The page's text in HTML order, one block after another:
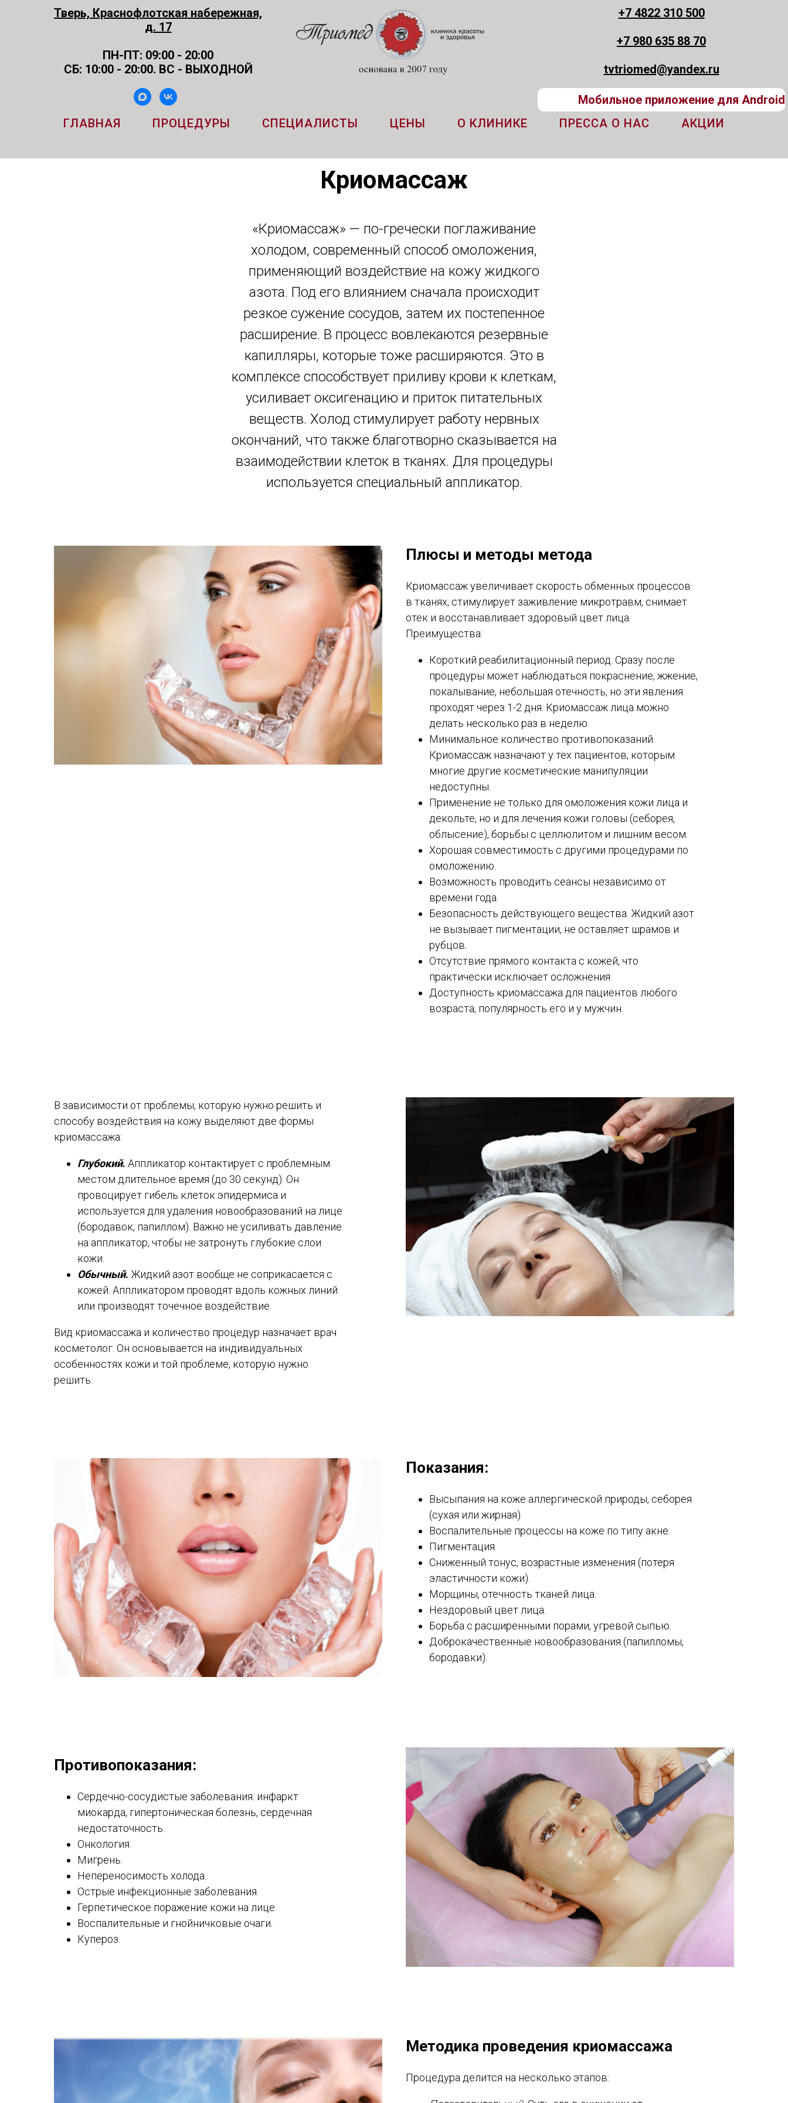
Тверь, Краснофлотская набережная,
д. 17
ПН-ПТ: 09:00 - 20:00
СБ: 10:00 - 20:00. ВС - ВЫХОДНОЙ
+7 4822 310 500
+7 980 635 88 70
tvtriomed@yandex.ru
Мобильное приложение для Android
ГЛАВНАЯ
ПРОЦЕДУРЫ СПЕЦИАЛИСТЫ ЦЕНЫ О КЛИНИКЕ ПРЕССА О НАС АКЦИИ
Криомассаж
«Криомассаж» — по-гречески поглаживание
холодом, современный способ омоложения,
применяющий воздействие на кожу жидкого
азота. Под его влиянием сначала происходит
резкое сужение сосудов, затем их постепенное
расширение. В процесс вовлекаются резервные
капилляры, которые тоже расширяются. Это в
комплексе способствует приливу крови к клеткам,
усиливает оксигенацию и приток питательных
веществ. Холод стимулирует работу нервных
окончаний, что также благотворно сказывается на
взаимодействии клеток в тканях. Для процедуры
используется специальный аппликатор.
Плюсы и методы метода
Криомассаж увеличивает скорость обменных процессов
в тканях, стимулирует заживление микротравм, снимает
отек и восстанавливает здоровый цвет лица.
Преимущества:
Короткий реабилитационный период. Сразу после
процедуры может наблюдаться покраснение, жжение,
покалывание, небольшая отечность, но эти явления
проходят через 1-2 дня. Криомассаж лица можно
делать несколько раз в неделю.
Минимальное количество противопоказаний.
Криомассаж назначают у тех пациентов, которым
многие другие косметические манипуляции
недоступны.
Применение не только для омоложения кожи лица и
декольте, но и для лечения кожи головы (себорея,
облысение), борьбы с целлюлитом и лишним весом.
Хорошая совместимость с другими процедурами по
омоложению.
Возможность проводить сеансы независимо от
времени года.
Безопасность действующего вещества. Жидкий азот
не вызывает пигментации, не оставляет шрамов и
рубцов.
Отсутствие прямого контакта с кожей, что
практически исключает осложнения.
Доступность криомассажа для пациентов любого
возраста, популярность его и у мужчин.
В зависимости от проблемы, которую нужно решить и
способу воздействия на кожу выделяют две формы
криомассажа:
Глубокий. Аппликатор контактирует с проблемным
местом длительное время (до 30 секунд). Он
провоцирует гибель клеток эпидермиса и
используется для удаления новообразований на лице
(бородавок, папиллом). Важно не усиливать давление
на аппликатор, чтобы не затронуть глубокие слои
кожи.
Обычный. Жидкий азот вообще не соприкасается с
кожей. Аппликатором проводят вдоль кожных линий
или производят точечное воздействие.
Вид криомассажа и количество процедур назначает врач
косметолог. Он основывается на индивидуальных
особенностях кожи и той проблеме, которую нужно
решить.
Показания:
Высыпания на коже аллергической природы, себорея
(сухая или жирная).
Воспалительные процессы на коже по типу акне.
Пигментация.
Сниженный тонус, возрастные изменения (потеря
эластичности кожи).
Морщины, отечность тканей лица.
Нездоровый цвет лица.
Борьба с расширенными порами, угревой сыпью.
Доброкачественные новообразования (папилломы,
бородавки).
Противопоказания:
Сердечно-сосудистые заболевания: инфаркт
миокарда, гипертоническая болезнь, сердечная
недостаточность.
Онкология.
Мигрень.
Непереносимость холода.
Острые инфекционные заболевания.
Герпетическое поражение кожи на лице.
Воспалительные и гнойничковые очаги.
Купероз.
Методика проведения криомассажа
Процедура делится на несколько этапов: